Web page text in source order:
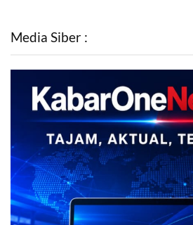
Media Siber :